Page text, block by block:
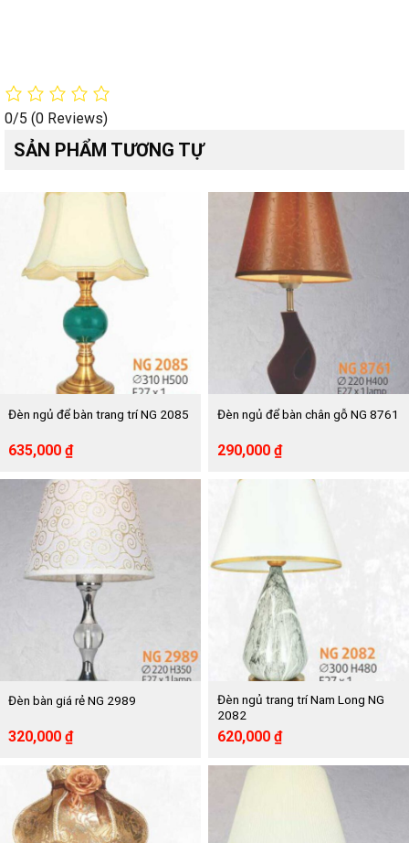
0/5 (0 Reviews)
SẢN PHẨM TƯƠNG TỰ
Đèn ngủ để bàn trang trí NG 2085
Giá
là:
1,158,000 ₫.
635,000 ₫Giá
hiện
tại
là:
635,000 ₫.
Đèn ngủ để bàn chân gỗ NG 8761
Giá
290,000 ₫Giá
hiện
Đèn bàn giá rẻ NG 2989
Giá
590,000 ₫.
320,000 ₫Giá
hiện
tại
là:
320,000 ₫.
Đèn ngủ trang trí Nam Long NG
2082
Giá
là:
1,132,000 ₫.
620,000 ₫Giá
hiện
tại
620,000 ₫.